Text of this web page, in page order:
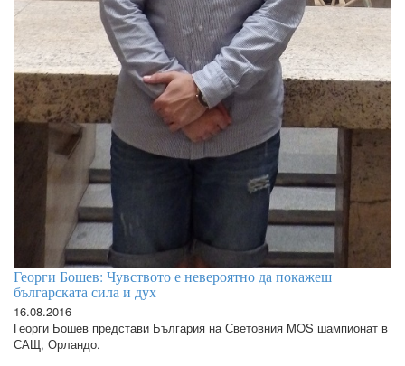
Георги Бошев: Чувството е невероятно да покажеш
българската сила и дух
16.08.2016
Георги Бошев представи България на Световния MOS шампионат в
САЩ, Орландо.